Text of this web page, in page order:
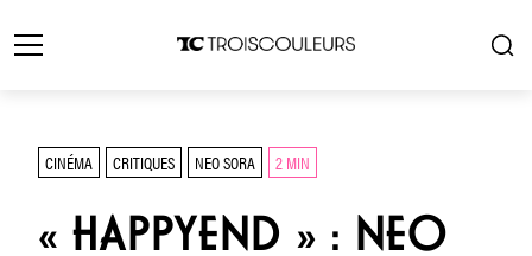
CINÉMA CRITIQUES NEO SORA 2 MIN
« HAPPYEND » : NEO